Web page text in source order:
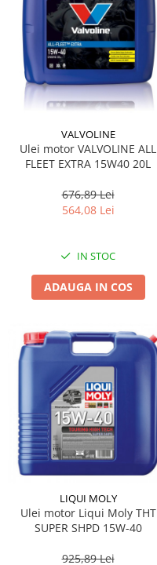
VALVOLINE
Ulei motor VALVOLINE ALL
FLEET EXTRA 15W40 20L
676,89 Lei
564,08 Lei
IN STOC
ADAUGA IN COS
LIQUI MOLY
Ulei motor Liqui Moly THT
SUPER SHPD 15W-40
925,89 Lei